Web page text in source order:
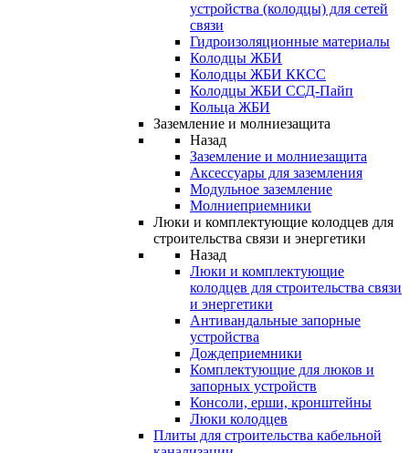
устройства (колодцы) для сетей
связи
Гидроизоляционные материалы
Колодцы ЖБИ
Колодцы ЖБИ ККСС
Колодцы ЖБИ ССД-Пайп
Кольца ЖБИ
Заземление и молниезащита
Назад
Заземление и молниезащита
Аксессуары для заземления
Модульное заземление
Молниеприемники
Люки и комплектующие колодцев для
строительства связи и энергетики
Назад
Люки и комплектующие
колодцев для строительства связи
и энергетики
Антивандальные запорные
устройства
Дождеприемники
Комплектующие для люков и
запорных устройств
Консоли, ерши, кронштейны
Люки колодцев
Плиты для строительства кабельной